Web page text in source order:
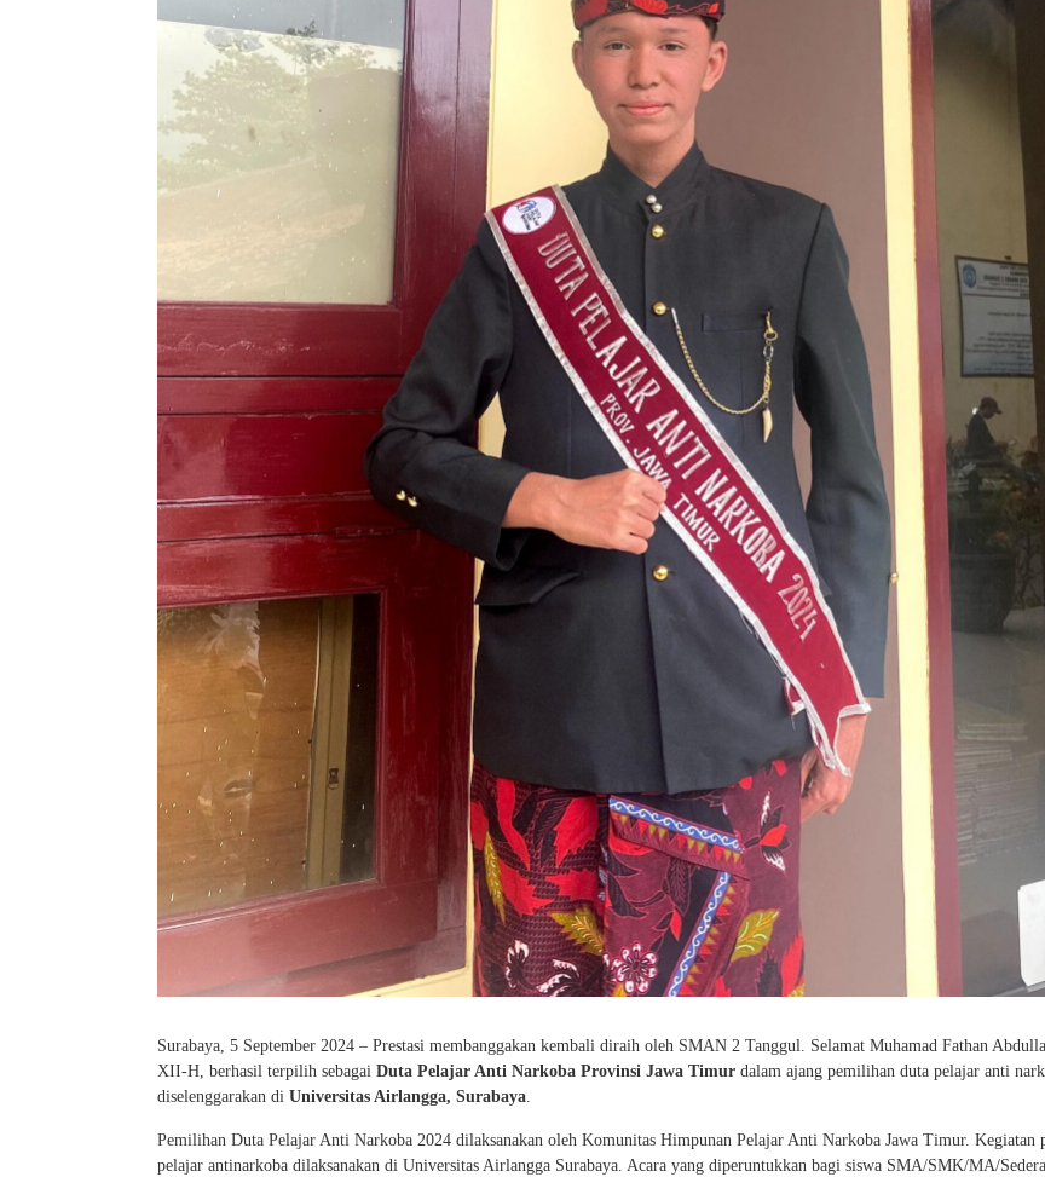
Surabaya, 5 September 2024 – Prestasi membanggakan kembali diraih oleh SMAN 2 Tanggul. Selamat Muhamad Fathan
XII-H, berhasil terpilih sebagai Duta Pelajar Anti Narkoba Provinsi Jawa Timur dalam ajang pemilihan duta pelajar anti
diselenggarakan di Universitas Airlangga, Surabaya.
Pemilihan Duta Pelajar Anti Narkoba 2024 dilaksanakan oleh Komunitas Himpunan Pelajar Anti Narkoba Jawa Timur. Kegiatan
pelajar antinarkoba dilaksanakan di Universitas Airlangga Surabaya. Acara yang diperuntukkan bagi siswa SMA/SMK/MA/